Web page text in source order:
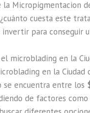
la Micropigmentacion
cuesta este
para conseguir
microblading en la
en la
se encuentra entre los
de factores